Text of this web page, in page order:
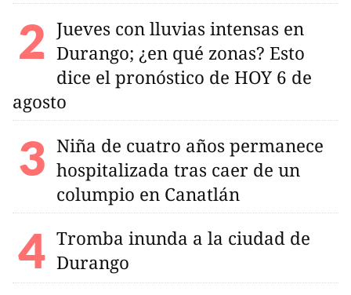
Jueves con lluvias intensas en
Durango; ¿en qué zonas? Esto
dice el pronóstico de HOY 6 de
agosto
Niña de cuatro años permanece
hospitalizada tras caer de un
columpio en Canatlán
Tromba inunda a la ciudad de
Durango